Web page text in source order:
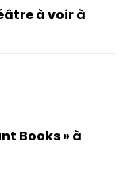
à voir à
Books » à